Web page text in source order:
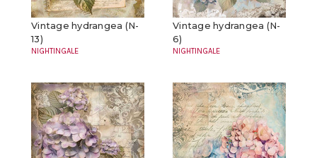
Vintage hydrangea (N-
13)
NIGHTINGALE
Vintage hydrangea (N-
6)
NIGHTINGALE